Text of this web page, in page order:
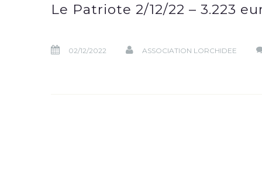
Le Patriote 2/12/22 – 3.223
02/12/2022 ASSOCIATION LORCHIDEE